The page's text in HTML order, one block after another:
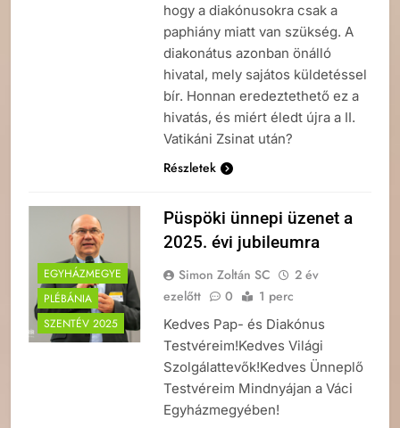
hogy a diakónusokra csak a
paphiány miatt van szükség. A
diakonátus azonban önálló
hivatal, mely sajátos küldetéssel
bír. Honnan eredeztethető ez a
hivatás, és miért éledt újra a II.
Vatikáni Zsinat után?
Részletek
EGYHÁZMEGYE
PLÉBÁNIA
SZENTÉV 2025
Püspöki ünnepi üzenet a
2025. évi jubileumra
Simon Zoltán SC
2 év
ezelőtt
0 1 perc
Kedves Pap- és Diakónus
Testvéreim!Kedves Világi
Szolgálattevők!Kedves Ünneplő
Testvéreim Mindnyájan a Váci
Egyházmegyében!